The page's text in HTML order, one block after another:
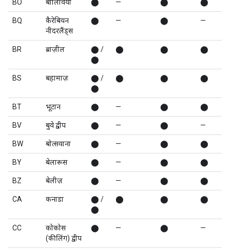
BO बोलिविया ⬤ — ⬤ ⬤
BQ
कैरेबियन
नीदरलैंड्स
⬤ — ⬤ —
BR ब्राज़ील
⬤ /
⬤
⬤ ⬤ ⬤
BS बहामाज़
⬤ /
⬤
⬤ ⬤ ⬤
BT भूटान ⬤ — ⬤ ⬤
BV बुवे द्वीप ⬤ — ⬤ —
BW बोत्सवाना ⬤ — ⬤ ⬤
BY बेलारूस ⬤ — ⬤ ⬤
BZ बेलीज़ ⬤ — ⬤ ⬤
CA कनाडा
⬤ /
⬤
⬤ ⬤ ⬤
CC
कोकोस
(कीलिंग) द्वीप
⬤ — ⬤ —